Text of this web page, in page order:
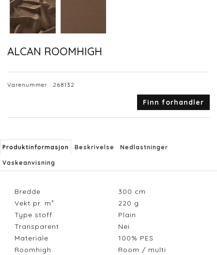
ALCAN ROOMHIGH
Varenummer : 268132
Finn forhandler
Produktinformasjon Beskrivelse Nedlastninger
Vaskeanvisning
Bredde 300 cm
Vekt pr. m²
220 g
Type stoff
Plain
Transparent
Nei
Materiale
100% PES
Roomhigh
Room / multi